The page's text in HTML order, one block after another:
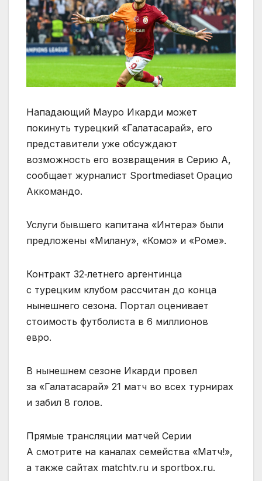
Нападающий Мауро Икарди может
покинуть турецкий «Галатасарай», его
представители уже обсуждают
возможность его возвращения в Серию А,
сообщает журналист Sportmediaset Орацио
Аккомандо.
Услуги бывшего капитана «Интера» были
предложены «Милану», «Комо» и «Роме».
Контракт 32‑летнего аргентинца
с турецким клубом рассчитан до конца
нынешнего сезона. Портал оценивает
стоимость футболиста в 6 миллионов
евро.
В нынешнем сезоне Икарди провел
за «Галатасарай» 21 матч во всех турнирах
и забил 8 голов.
Прямые трансляции матчей Серии
А смотрите на каналах семейства «Матч!»,
а также сайтах matchtv.ru и sportbox.ru.